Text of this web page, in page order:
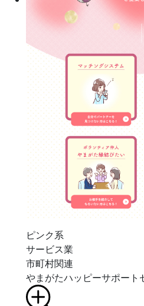
ピンク系
サービス業
市町村関連
やまがたハッピーサポー